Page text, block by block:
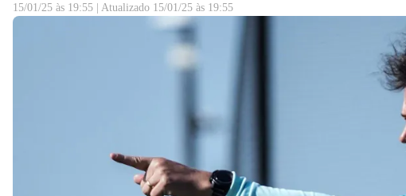
15/01/25 às 19:55
Atualizado 15/01/25 às 19:55